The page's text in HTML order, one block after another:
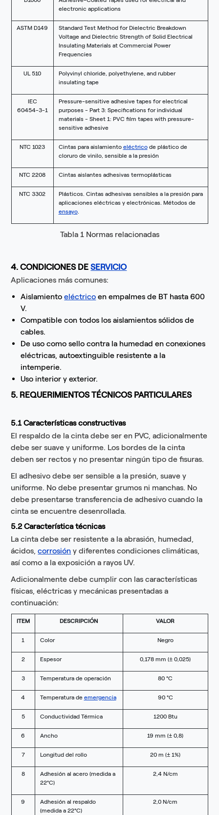
electronic applications
ASTM D149
Standard Test Method for Dielectric Breakdown
Voltage and Dielectric Strength of Solid Electrical
Insulating Materials at Commercial Power
Frequencies
UL 510
Polyvinyl chloride, polyethylene, and rubber
insulating tape
IEC
60454-3-1
Pressure-sensitive adhesive tapes for electrical
purposes - Part 3: Specifications for individual
materials - Sheet 1: PVC film tapes with pressure-
sensitive adhesive
NTC 1023 Cintas para aislamiento eléctricode plástico de
cloruro de vinilo, sensible a la presión
NTC 2208 Cintas aislantes adhesivas termoplásticas
NTC 3302
Plásticos. Cintas adhesivas sensibles a la presión para
aplicaciones eléctricas y electrónicas. Métodos de
ensayo.
Tabla 1 Normas relacionadas
4. CONDICIONES DESERVICIO
Aplicaciones más comunes:
Aislamientoeléctrico en empalmes de BT hasta 600
V.
Compatible con todos los aislamientos sólidos de
cables.
De uso como sello contra la humedad en conexiones
eléctricas, autoextinguible resistente a la
intemperie.
Uso interior y exterior.
5. REQUERIMIENTOS TÉCNICOS PARTICULARES
5.1 Características constructivas
El respaldo de la cinta debe ser en PVC, adicionalmente
debe ser suave y uniforme. Los bordes de la cinta
deben ser rectos y no presentar ningún tipo de fisuras.
El adhesivo debe ser sensible a la presión, suave y
uniforme. No debe presentar grumos ni manchas. No
debe presentarse transferencia de adhesivo cuando la
cinta se encuentre desenrollada.
5.2 Característica técnicas
La cinta debe ser resistente a la abrasión, humedad,
ácidos,corrosión y diferentes condiciones climáticas,
así como a la exposición a rayos UV.
Adicionalmente debe cumplir con las características
físicas, eléctricas y mecánicas presentadas a
continuación:
ITEM DESCRIPCIÓN VALOR
1 Color Negro
2 Espesor 0,178 mm (± 0,025)
3 Temperatura de operación 80 °C
4 Temperatura de emergencia 90 °C
5 Conductividad Térmica 1200 Btu
6 Ancho 19 mm (± 0,8)
7 Longitud del rollo 20 m (± 1%)
8
Adhesión al acero (medida a
22°C)
2,4 N/cm
9
Adhesión al respaldo
(medida a 22°C)
2,0 N/cm